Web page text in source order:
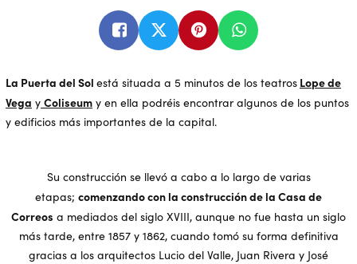
La Puerta del Sol está situada a 5 minutos de los teatros Lope de
Vega y Coliseum y en ella podréis encontrar algunos de los puntos
y edificios más importantes de la capital.
Su construcción se llevó a cabo a lo largo de varias
etapas; comenzando con la construcción de la Casa de
Correos a mediados del siglo XVIII, aunque no fue hasta un siglo
más tarde, entre 1857 y 1862, cuando tomó su forma definitiva
gracias a los arquitectos Lucio del Valle, Juan Rivera y José